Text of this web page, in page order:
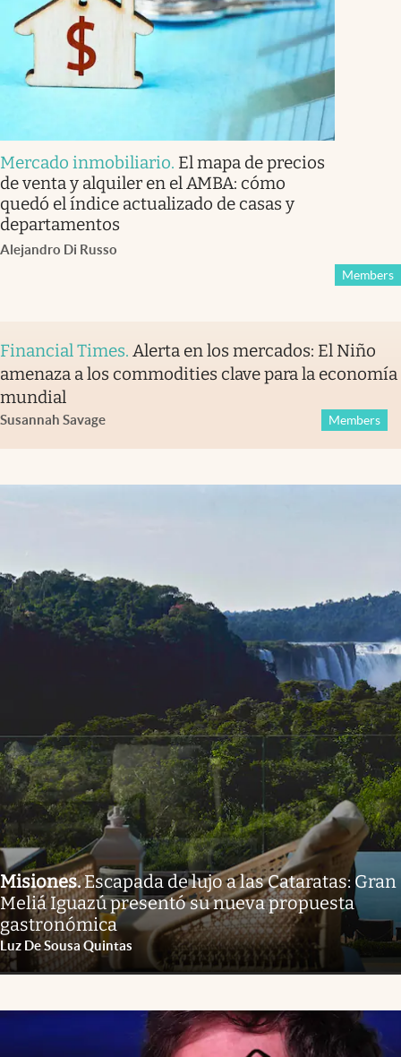
Mercado inmobiliario. El mapa de precios
de venta y alquiler en el AMBA: cómo
quedó el índice actualizado de casas y
departamentos
Alejandro Di Russo
Members
Financial Times. Alerta en los mercados: El Niño
amenaza a los commodities clave para la economía
mundial
Susannah Savage Members
Misiones.Escapada de lujo a las Cataratas: Gran
Meliá Iguazú presentó su nueva propuesta
gastronómica
Luz De Sousa Quintas